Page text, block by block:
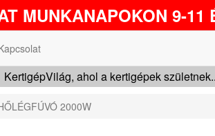
MUNKANAPOKON 9-11
KertigépVilág, ahol a kertigépek
2000W